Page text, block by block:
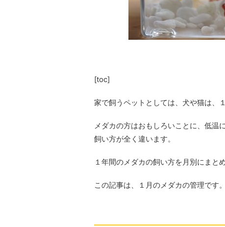
[toc]
家で飼うペットとしては、犬や猫は、
メダカの方はおもしろいことに、低温
飼い方が全く違います。
１年間のメダカの飼い方を月別にまと
この記事は、１月のメダカの管理です。